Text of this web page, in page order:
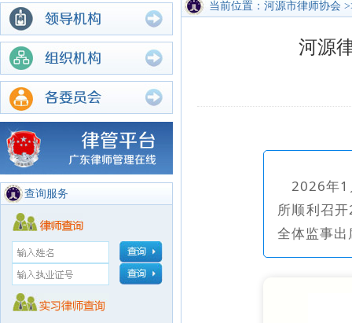
查询服务
当前位置：河源市律师协会
河源
2026年1
所顺利召
全体监事